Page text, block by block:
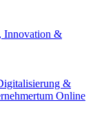
Innovation &
&
Online